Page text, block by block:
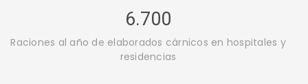
6.700
Raciones al año de elaborados cárnicos en hospitales y
residencias